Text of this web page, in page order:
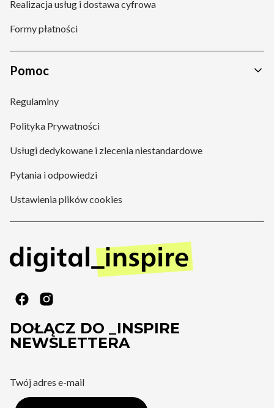
Realizacja usług i dostawa cyfrowa
Formy płatności
Pomoc
Regulaminy
Polityka Prywatności
Usługi dedykowane i zlecenia niestandardowe
Pytania i odpowiedzi
Ustawienia plików cookies
DOŁĄCZ DO _INSPIRE
NEWSLETTERA
Twój adres e-mail